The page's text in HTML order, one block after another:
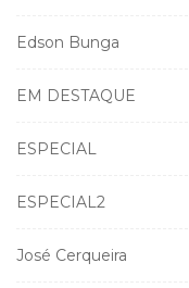
Edson Bunga
EM DESTAQUE
ESPECIAL
ESPECIAL2
José Cerqueira